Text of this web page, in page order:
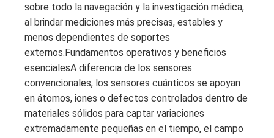
sobre todo la navegación y la investigación médica,
al brindar mediciones más precisas, estables y
menos dependientes de soportes
externos.Fundamentos operativos y beneficios
esencialesA diferencia de los sensores
convencionales, los sensores cuánticos se apoyan
en átomos, iones o defectos controlados dentro de
materiales sólidos para captar variaciones
extremadamente pequeñas en el tiempo, el campo